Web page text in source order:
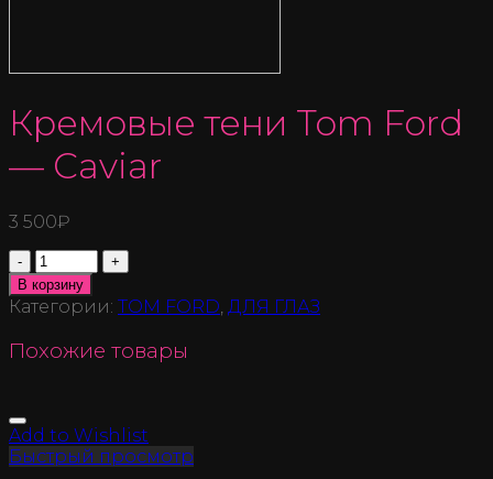
Кремовые тени Tom Ford
— Caviar
3 500₽
Количество
В корзину
Категории: TOM FORD, ДЛЯ ГЛАЗ
Похожие товары
Add to Wishlist
Быстрый просмотр